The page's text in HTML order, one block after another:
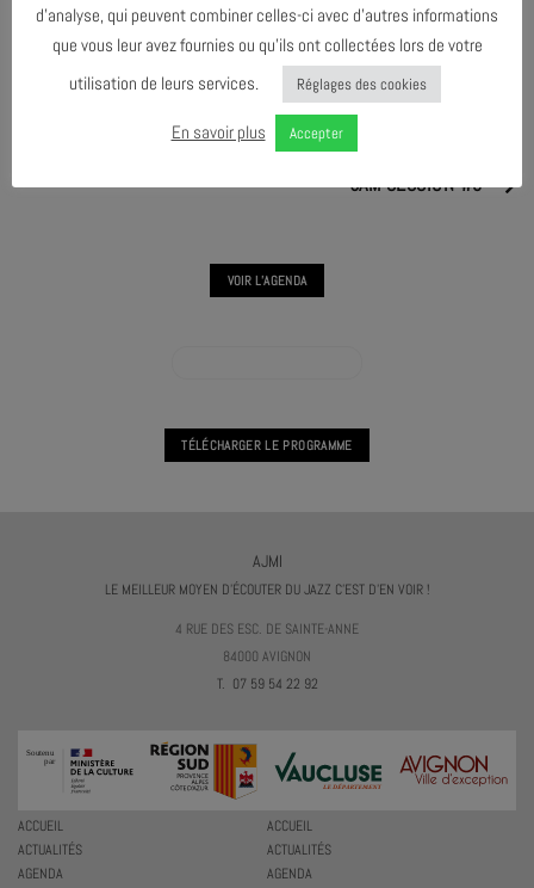
JAM SESSION #8
VOIR L'AGENDA
TÉLÉCHARGER LE PROGRAMME
AJMI
LE MEILLEUR MOYEN D'ÉCOUTER DU JAZZ C'EST D'EN VOIR !
4 RUE DES ESC. DE SAINTE-ANNE
84000 AVIGNON
T. 07 59 54 22 92
ACCUEIL
ACTUALITÉS
AGENDA
ACCUEIL
ACTUALITÉS
AGENDA
d’analyse, qui peuvent combiner celles-ci avec d’autres informations
que vous leur avez fournies ou qu’ils ont collectées lors de votre
utilisation de leurs services.
Réglages des cookies
En savoir plus Accepter